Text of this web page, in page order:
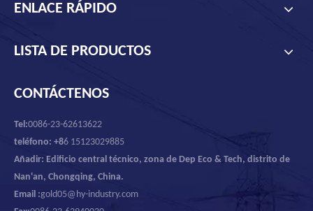
ENLACE RÁPIDO
LISTA DE PRODUCTOS
CONTÁCTENOS
Tel:0086-23-62613622
teléfono: +86 15123029885
Añadir: Edificio central técnico, zona de Dep Eco & Tech, distrito de
Nan'an, Chongqing, China.
Email :gold05@hy-industry.com